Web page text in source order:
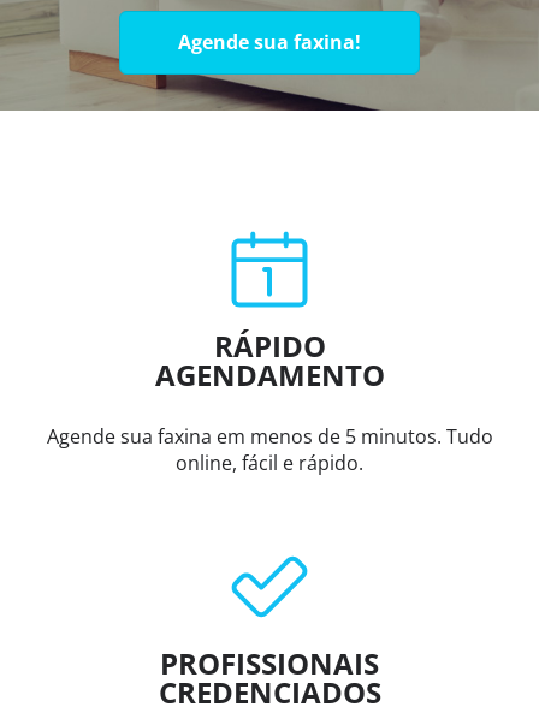
Agende sua faxina!
RÁPIDO
AGENDAMENTO
Agende sua faxina em menos de 5 minutos. Tudo
online, fácil e rápido.
PROFISSIONAIS
CREDENCIADOS